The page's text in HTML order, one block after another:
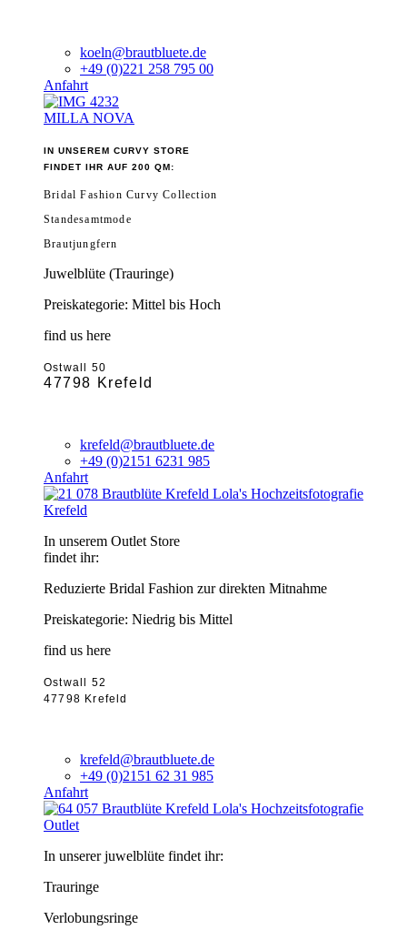
koeln@brautbluete.de
+49 (0)221 258 795 00
Anfahrt
MILLA NOVA
IN UNSEREM CURVY STORE
FINDET IHR AUF 200 QM:
Bridal Fashion Curvy Collection
Standesamtmode
Brautjungfern
Juwelblüte (Trauringe)
Preiskategorie: Mittel bis Hoch
find us here
Ostwall 50
47798 Krefeld
krefeld@brautbluete.de
+49 (0)2151 6231 985
Anfahrt
Krefeld
In unserem Outlet Store
findet ihr:
Reduzierte Bridal Fashion zur direkten Mitnahme
Preiskategorie: Niedrig bis Mittel
find us here
Ostwall 52
47798 Krefeld
krefeld@brautbluete.de
+49 (0)2151 62 31 985
Anfahrt
Outlet
In unserer juwelblüte findet ihr:
Trauringe
Verlobungsringe